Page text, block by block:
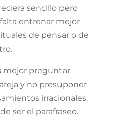
sencillo pero
entrenar mejor
de pensar o de
mejor preguntar
y no presuponer
irracionales.
ser el parafraseo.